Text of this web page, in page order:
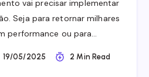
vai precisar implementar
Seja para retornar milhares
performance ou para…
19/05/2025 2 Min Read